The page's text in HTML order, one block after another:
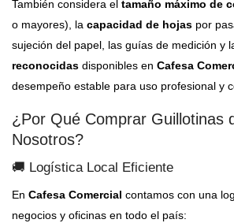
También considera el tamaño máximo de
o mayores), la capacidad de hojas por
sujeción del papel, las guías de medición y
reconocidas disponibles en Cafesa
desempeño estable para uso profesional y
¿Por Qué Comprar Guillotinas
Nosotros?
🚚 Logística Local Eficiente
En Cafesa Comercial contamos con una
negocios y oficinas en todo el país: